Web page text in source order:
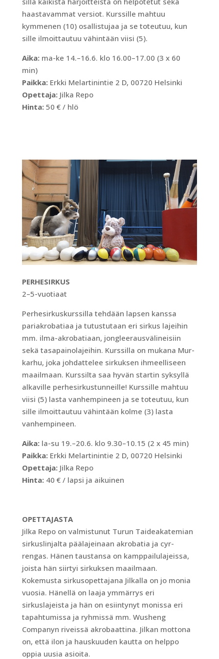
haastavammat versiot. Kurssille mahtuu
kymmenen (10) osallistujaa ja se toteutuu, kun
sille ilmoittautuu vähintään viisi (5).
Aika:ma-ke 14.–16.6. klo 16.00–17.00 (3 x 60
min)
Paikka:Erkki Melartinintie 2 D, 00720 Helsinki
Opettaja:Jilka Repo
Hinta:50 € / hlö
PERHESIRKUS
2–5-vuotiaat
Perhesirkuskurssilla tehdään lapsen kanssa
pariakrobatiaa ja tutustutaan eri sirkus lajeihin
mm. ilma-akrobatiaan, jongleerausvälineisiin
sekä tasapainolajeihin. Kurssilla on mukana Mur-
karhu, joka johdattelee sirkuksen ihmeelliseen
maailmaan. Kurssilta saa hyvän startin syksyllä
alkaville perhesirkustunneille! Kurssille mahtuu
viisi (5) lasta vanhempineen ja se toteutuu, kun
sille ilmoittautuu vähintään kolme (3) lasta
vanhempineen.
Aika:la-su 19.–20.6. klo 9.30–10.15 (2 x 45 min)
Paikka:Erkki Melartinintie 2 D, 00720 Helsinki
Opettaja:Jilka Repo
Hinta:40 € / lapsi ja aikuinen
OPETTAJASTA
Jilka Repo on valmistunut Turun Taideakatemian
sirkuslinjalta päälajeinaan akrobatia ja cyr-
rengas. Hänen taustansa on kamppailulajeissa,
joista hän siirtyi sirkuksen maailmaan.
Kokemusta sirkusopettajana Jilkalla on jo monia
vuosia. Hänellä on laaja ymmärrys eri
sirkuslajeista ja hän on esiintynyt monissa eri
tapahtumissa ja ryhmissä mm. Wusheng
Companyn riveissä akrobaattina. Jilkan mottona
on, että ilon ja hauskuuden kautta on helppo
oppia uusia asioita.